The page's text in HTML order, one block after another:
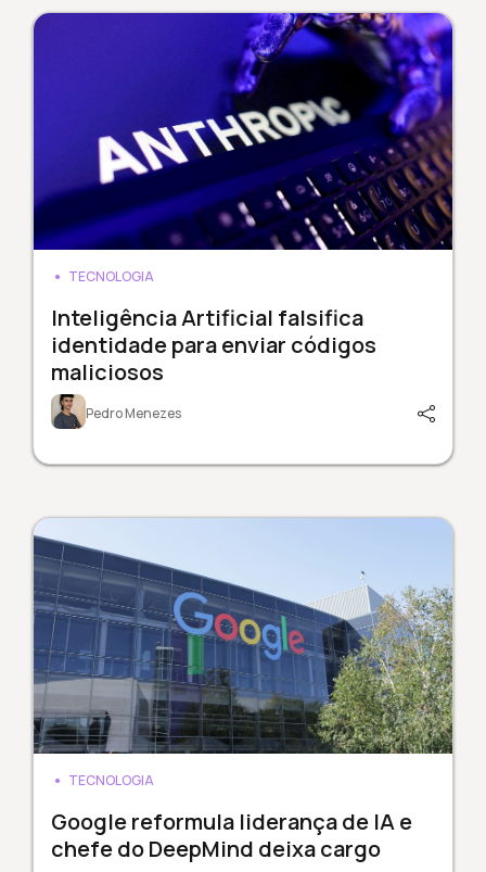
TECNOLOGIA
Inteligência Artificial falsifica
identidade para enviar códigos
maliciosos
Pedro Menezes
TECNOLOGIA
Google reformula liderança de IA e
chefe do DeepMind deixa cargo